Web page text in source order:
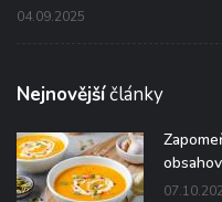
04.09.2025
Nejnovějšíčlánky